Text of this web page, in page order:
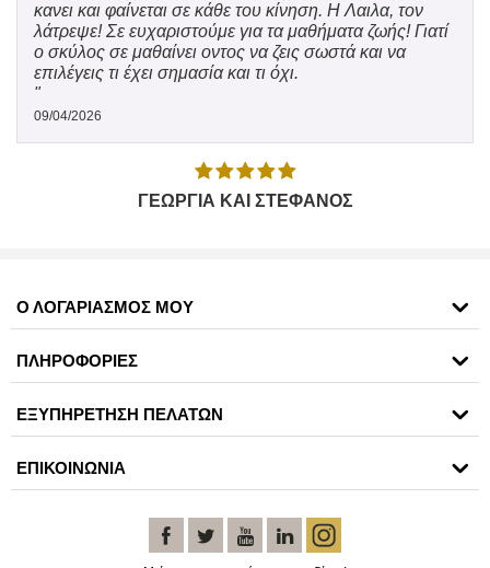
κανει και φαίνεται σε κάθε του κίνηση. Η Λαιλα, τον
λάτρεψε! Σε ευχαριστούμε για τα μαθήματα ζωής! Γιατί
ο σκύλος σε μαθαίνει οντος να ζεις σωστά και να
επιλέγεις τι έχει σημασία και τι όχι.
"
09/04/2026
ΓΕΩΡΓΙΑ ΚΑΙ ΣΤΕΦΑΝΟΣ
Ο ΛΟΓΑΡΙΑΣΜΟΣ ΜΟΥ
ΠΛΗΡΟΦΟΡΙΕΣ
ΕΞΥΠΗΡΕΤΗΣΗ ΠΕΛΑΤΩΝ
ΕΠΙΚΟΙΝΩΝΙΑ